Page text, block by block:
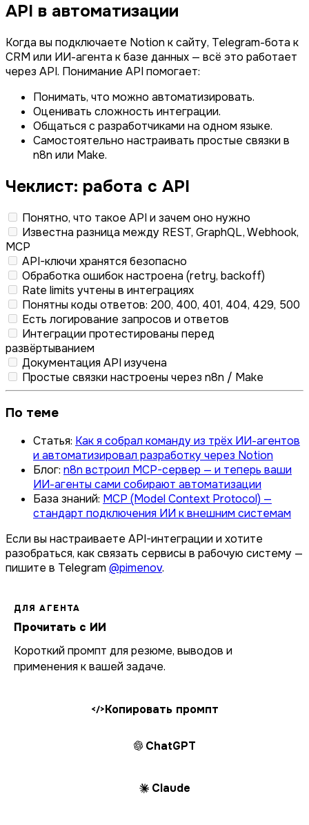
API в автоматизации
Когда вы подключаете Notion к сайту, Telegram-бота к
CRM или ИИ-агента к базе данных — всё это работает
через API. Понимание API помогает:
Понимать, что можно автоматизировать.
Оценивать сложность интеграции.
Общаться с разработчиками на одном языке.
Самостоятельно настраивать простые связки в
n8n или Make.
Чеклист: работа с API
Понятно, что такое API и зачем оно нужно
Известна разница между REST, GraphQL, Webhook,
MCP
API-ключи хранятся безопасно
Обработка ошибок настроена (retry, backoff)
Rate limits учтены в интеграциях
Понятны коды ответов: 200, 400, 401, 404, 429, 500
Есть логирование запросов и ответов
Интеграции протестированы перед
развёртыванием
Документация API изучена
Простые связки настроены через n8n / Make
По теме
Статья: Как я собрал команду из трёх ИИ-агентов
и автоматизировал разработку через Notion
Блог: n8n встроил MCP-сервер — и теперь ваши
ИИ-агенты сами собирают автоматизации
База знаний: MCP (Model Context Protocol) —
стандарт подключения ИИ к внешним системам
Если вы настраиваете API-интеграции и хотите
разобраться, как связать сервисы в рабочую систему —
пишите в Telegram @pimenov.
ДЛЯ АГЕНТА
Прочитать с ИИ
Короткий промпт для резюме, выводов и
применения к вашей задаче.
</>Копировать промпт
ChatGPT
Claude